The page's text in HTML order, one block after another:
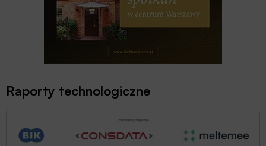
Raporty technologiczne